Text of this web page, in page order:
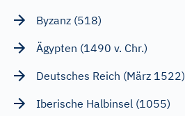
Byzanz (518)
Ägypten (1490 v. Chr.)
Deutsches Reich (März 1522)
Iberische Halbinsel (1055)